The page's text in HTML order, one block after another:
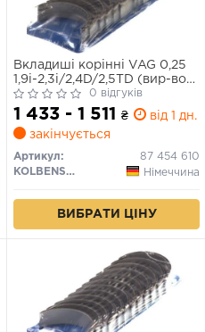
Вкладиші корінні VAG 0,25
1,9i-2,3i/2,4D/2,5TD (вир-во
KS)
0 відгуків
1 433 - 1 511 ₴
від 1 дн.
закінчується
Артикул:
87 454 610
KOLBENSCHMIDT
Німеччина
ВИБРАТИ ЦІНУ